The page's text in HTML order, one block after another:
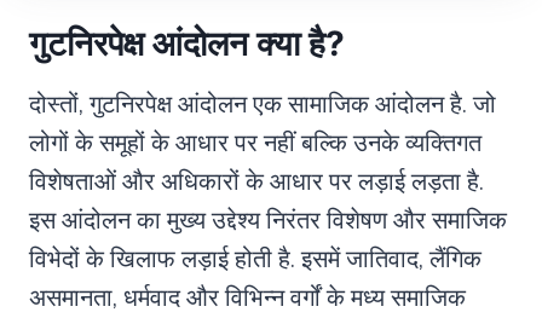
गुटनिरपेक्ष आंदोलन क्या है?
दोस्तों, गुटनिरपेक्ष आंदोलन एक सामाजिक आंदोलन है. जो
लोगों के समूहों के आधार पर नहीं बल्कि उनके व्यक्तिगत
विशेषताओं और अधिकारों के आधार पर लड़ाई लड़ता है.
इस आंदोलन का मुख्य उद्देश्य निरंतर विशेषण और समाजिक
विभेदों के खिलाफ लड़ाई होती है. इसमें जातिवाद, लैंगिक
असमानता, धर्मवाद और विभिन्न वर्गों के मध्य समाजिक